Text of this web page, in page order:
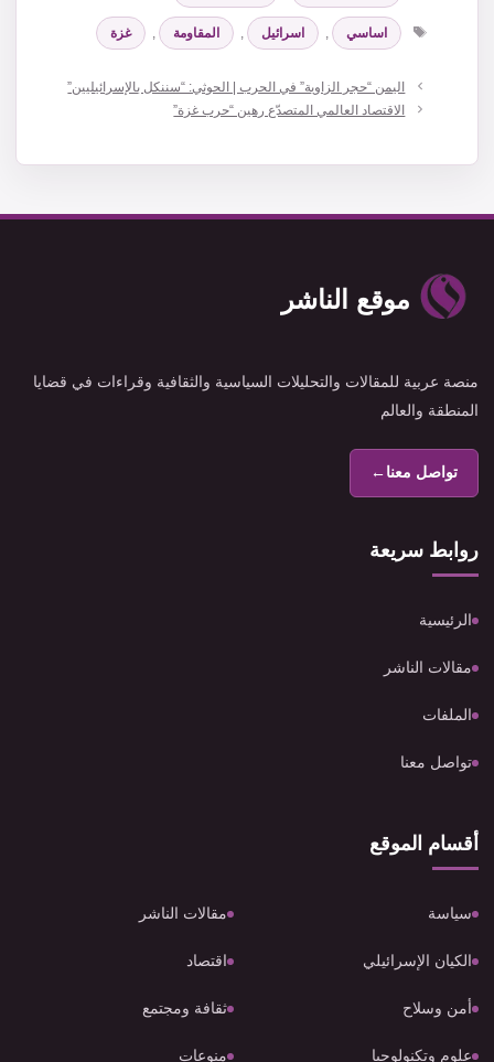
الوسوم
اساسي اسرائيل المقاومة غزة
اليمن “حجر الزاوية” في الحرب | الحوثي: “سننكل بالإسرائيليين”
الاقتصاد العالمي المتصدّع رهين “حرب غزة”
موقع الناشر
منصة عربية للمقالات والتحليلات السياسية والثقافية وقراءات في قضايا
المنطقة والعالم
تواصل معنا←
روابط سريعة
الرئيسية
مقالات الناشر
الملفات
تواصل معنا
أقسام الموقع
سياسة مقالات الناشر
الكيان الإسرائيلي اقتصاد
أمن وسلاح ثقافة ومجتمع
علوم وتكنولوجيا منوعات